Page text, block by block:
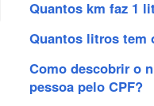
Quantos km faz 1
Quantos litros tem
Como descobrir o
pessoa pelo CPF?